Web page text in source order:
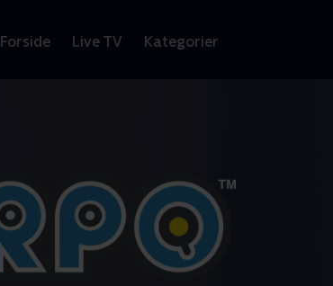
Forside Live TV Kategorier